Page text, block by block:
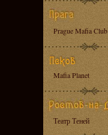
Prague Mafia Club
Mafia Planet
Театр Теней